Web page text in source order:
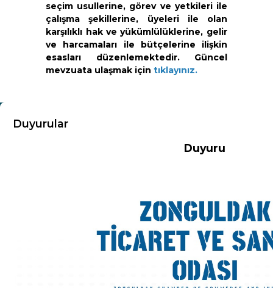
seçim usullerine, görev ve yetkileri ile
çalışma şekillerine, üyeleri ile olan
karşılıklı hak ve yükümlülüklerine, gelir
ve harcamaları ile bütçelerine ilişkin
esasları düzenlemektedir. Güncel
mevzuata ulaşmak için tıklayınız.
Duyurular
Duyuru
Yönetim Kurulu
Meclis Üyeleri
Komisyon ve Kurallar
Organizasyon Şeması
Odamız Personeli
Mevzuat